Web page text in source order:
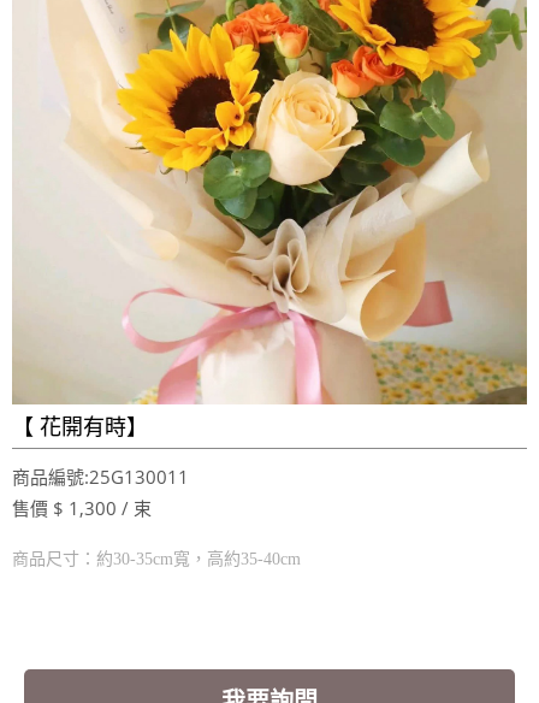
【 花開有時】
商品編號:25G130011
售價 $ 1,300 / 束
商品尺寸：約30-35cm寬，高約35-40cm